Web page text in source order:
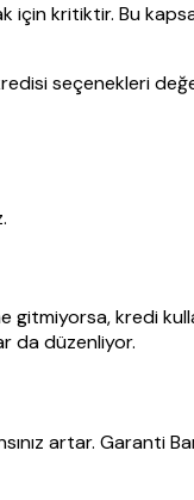
için kritiktir. Bu
seçenekleri
kredi
da düzenliyor.
artar. Garanti